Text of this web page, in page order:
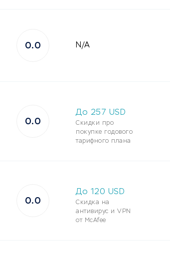
0.0 N/A
0.0
До 257 USD
Скидки про
покупке годового
тарифного плана
0.0
До 120 USD
Скидка на
антивирус и VPN
от McAfee